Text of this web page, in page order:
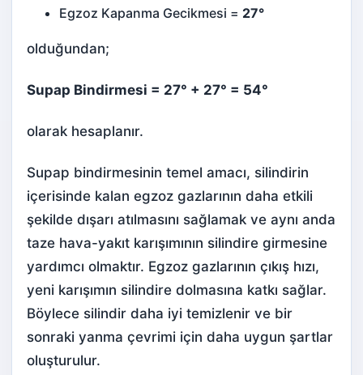
Egzoz Kapanma Gecikmesi = 27°
olduğundan;
Supap Bindirmesi = 27° + 27° = 54°
olarak hesaplanır.
Supap bindirmesinin temel amacı, silindirin
içerisinde kalan egzoz gazlarının daha etkili
şekilde dışarı atılmasını sağlamak ve aynı anda
taze hava-yakıt karışımının silindire girmesine
yardımcı olmaktır. Egzoz gazlarının çıkış hızı,
yeni karışımın silindire dolmasına katkı sağlar.
Böylece silindir daha iyi temizlenir ve bir
sonraki yanma çevrimi için daha uygun şartlar
oluşturulur.